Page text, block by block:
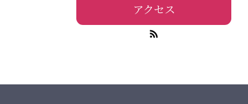
アクセス